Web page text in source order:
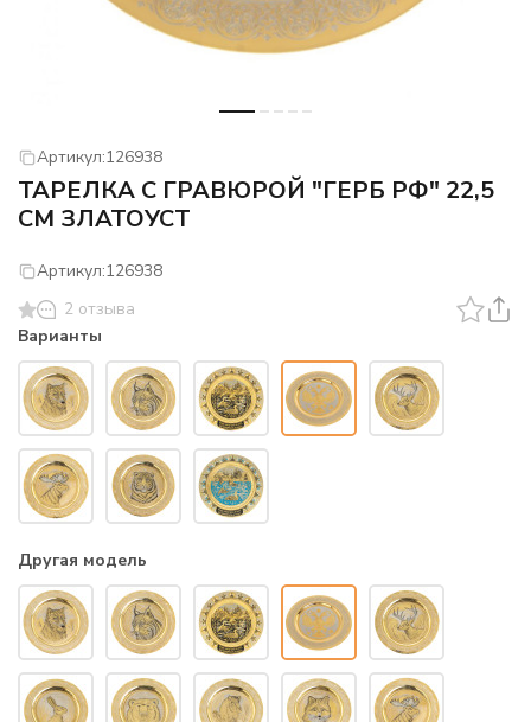
Артикул:126938
ТАРЕЛКА С ГРАВЮРОЙ "ГЕРБ РФ" 22,5
СМ ЗЛАТОУСТ
Артикул:126938
2 отзыва
Варианты
Другая модель